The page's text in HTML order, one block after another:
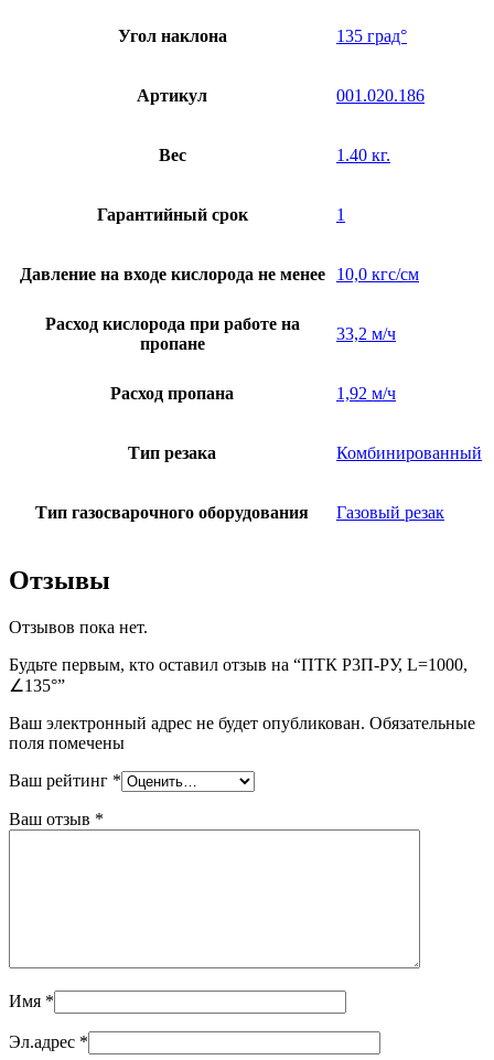
Угол наклона 135 град°
Артикул 001.020.186
Вес 1.40 кг.
Гарантийный срок 1
Давление на входе кислорода не менее 10,0 кгс/см
Расход кислорода при работе на
пропане
33,2 м/ч
Расход пропана 1,92 м/ч
Тип резака Комбинированный
Тип газосварочного оборудования Газовый резак
Отзывы
Отзывов пока нет.
Будьте первым, кто оставил отзыв на “ПТК Р3П-РУ, L=1000,
∠135°”
Ваш электронный адрес не будет опубликован. Обязательные
поля помечены
Ваш рейтинг *
Ваш отзыв *
Имя *
Эл.адрес *